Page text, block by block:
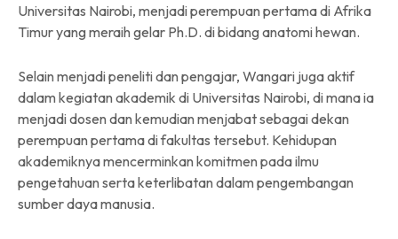
Universitas Nairobi, menjadi perempuan pertama di Afrika
Timur yang meraih gelar Ph.D. di bidang anatomi hewan.
Selain menjadi peneliti dan pengajar, Wangari juga aktif
dalam kegiatan akademik di Universitas Nairobi, di mana ia
menjadi dosen dan kemudian menjabat sebagai dekan
perempuan pertama di fakultas tersebut. Kehidupan
akademiknya mencerminkan komitmen pada ilmu
pengetahuan serta keterlibatan dalam pengembangan
sumber daya manusia.